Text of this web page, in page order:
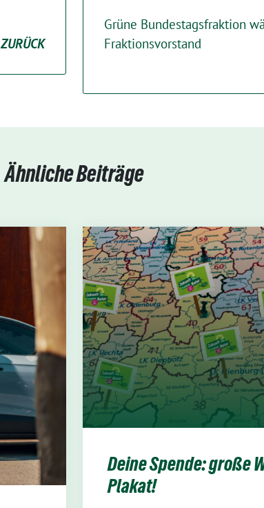
ZURÜCK
Grüne Bundestagsfraktion
Fraktionsvorstand
Ähnliche Beiträge
Deine Spende: große
Plakat!